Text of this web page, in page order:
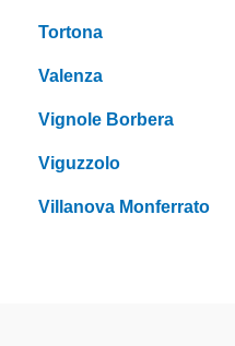
Tortona
Valenza
Vignole Borbera
Viguzzolo
Villanova Monferrato